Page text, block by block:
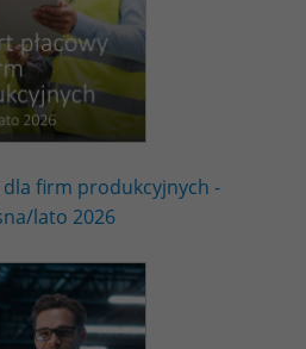
dla firm produkcyjnych -
lato 2026